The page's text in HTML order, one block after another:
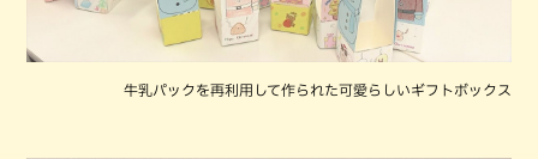
牛乳パックを再利用して作られた可愛らしいギフトボックス